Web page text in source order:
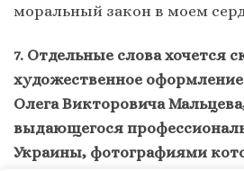
моральный закон в моем
7. Отдельные слова хочется
художественное
Олега Викторовича
выдающегося
Украины, фотографиями